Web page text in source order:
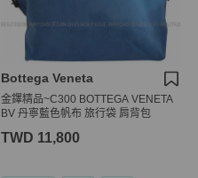
Bottega Veneta
金鐸精品~C300 BOTTEGA VENETA
BV 丹寧藍色帆布 旅行袋 肩背包
TWD 11,800